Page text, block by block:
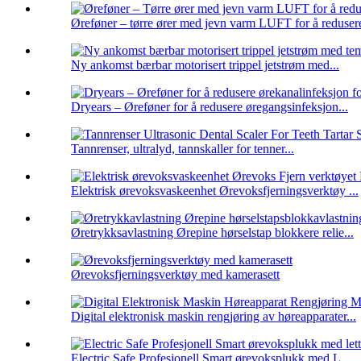
Øreføner – tørre ører med jevn varm LUFT for å
Ny ankomst bærbar motorisert trippel jetstrøm med...
Dryears – Øreføner for å redusere øregangsinfeksjon...
Tannrenser, ultralyd, tannskaller for tenner...
Elektrisk ørevoksvaskeenhet Ørevoksfjerningsverktøy ...
Øretrykksavlastning Ørepine hørselstap blokkere relie...
Ørevoksfjerningsverktøy med kamerasett
Digital elektronisk maskin rengjøring av høreapparater...